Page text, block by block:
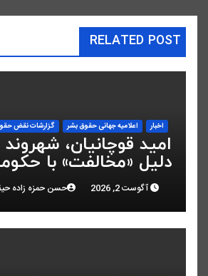
RELATED POST
اخبار اعلاميه جهانی حقوق بشر گزارشات نقض
امید قوچانیان، شهروند
سال زندان محکوم شد
آگوست 2, 2026 حسن حمزه زاده